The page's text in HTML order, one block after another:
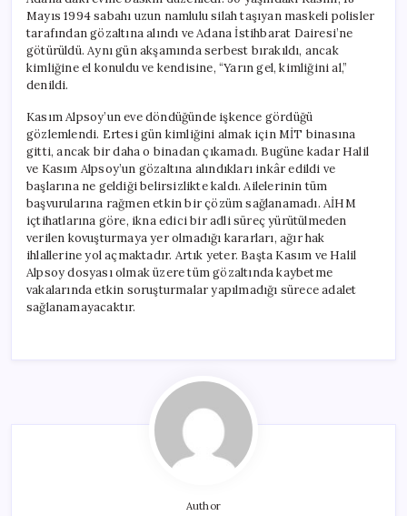
Mayıs 1994 sabahı uzun namlulu silah taşıyan maskeli polisler
tarafından gözaltına alındı ve Adana İstihbarat Dairesi’ne
götürüldü. Aynı gün akşamında serbest bırakıldı, ancak
kimliğine el konuldu ve kendisine, “Yarın gel, kimliğini al,”
denildi.
Kasım Alpsoy’un eve döndüğünde işkence gördüğü
gözlemlendi. Ertesi gün kimliğini almak için MİT binasına
gitti, ancak bir daha o binadan çıkamadı. Bugüne kadar Halil
ve Kasım Alpsoy’un gözaltına alındıkları inkâr edildi ve
başlarına ne geldiği belirsizlikte kaldı. Ailelerinin tüm
başvurularına rağmen etkin bir çözüm sağlanamadı. AİHM
içtihatlarına göre, ikna edici bir adli süreç yürütülmeden
verilen kovuşturmaya yer olmadığı kararları, ağır hak
ihlallerine yol açmaktadır. Artık yeter. Başta Kasım ve Halil
Alpsoy dosyası olmak üzere tüm gözaltında kaybetme
vakalarında etkin soruşturmalar yapılmadığı sürece adalet
sağlanamayacaktır.
Author